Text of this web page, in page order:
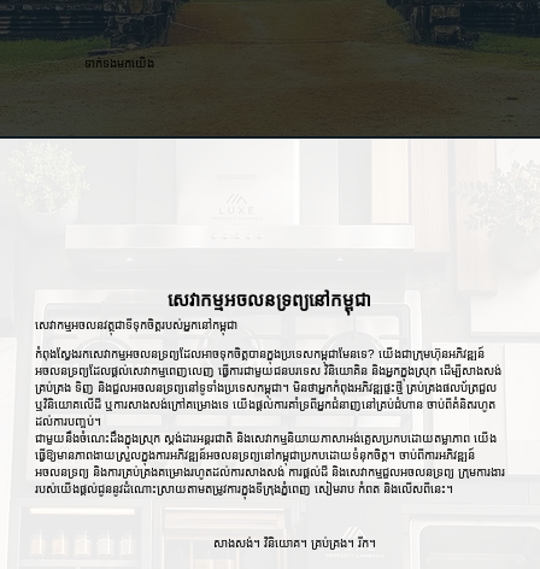
ទាក់ទងមកយើង
សេវាកម្មអចលនទ្រព្យនៅកម្ពុជា
សេវាកម្មអចលនវត្ថុជាទីទុកចិត្តរបស់អ្នកនៅកម្ពុជា
កំពុងស្វែងរកសេវាកម្មអចលនទ្រព្យដែលអាចទុកចិត្តបានក្នុងប្រទេសកម្ពុជាមែនទេ? យើងជាក្រុមហ៊ុនអភិវឌ្ឍន៍
អចលនទ្រព្យដែលផ្តល់សេវាកម្មពេញលេញ ធ្វើការជាមួយជនបរទេស វិនិយោគិន និងអ្នកក្នុងស្រុក ដើម្បីសាងសង់
គ្រប់គ្រង ទិញ និងជួលអចលនទ្រព្យនៅទូទាំងប្រទេសកម្ពុជា។ មិនថាអ្នកកំពុងអភិវឌ្ឍផ្ទះថ្មី គ្រប់គ្រងផលប័ត្រជួល
ឬវិនិយោគលើដី ឬការសាងសង់ក្រៅគម្រោងទេ យើងផ្តល់ការគាំទ្រពីអ្នកជំនាញនៅគ្រប់ជំហាន ចាប់ពីគំនិតរហូត
ដល់ការបញ្ចប់។
ជាមួយនឹងចំណេះដឹងក្នុងស្រុក ស្តង់ដារអន្តរជាតិ និងសេវាកម្មនិយាយភាសាអង់គ្លេសប្រកបដោយតម្លាភាព យើង
ធ្វើឱ្យមានភាពងាយស្រួលក្នុងការអភិវឌ្ឍន៍អចលនទ្រព្យនៅកម្ពុជាប្រកបដោយទំនុកចិត្ត។ ចាប់ពីការអភិវឌ្ឍន៍
អចលនទ្រព្យ និងការគ្រប់គ្រងគម្រោងរហូតដល់ការសាងសង់ ការផ្តល់ដី និងសេវាកម្មជួលអចលនទ្រព្យ ក្រុមការងារ
របស់យើងផ្តល់ជូននូវដំណោះស្រាយតាមតម្រូវការក្នុងទីក្រុងភ្នំពេញ សៀមរាប កំពត និងលើសពីនេះ។
សាងសង់។ វិនិយោគ។ គ្រប់គ្រង។ រីក។